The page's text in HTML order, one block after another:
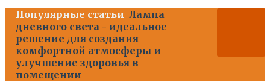
Популярные статьи Лампа
дневного света - идеальное
решение для создания
комфортной атмосферы и
улучшение здоровья в
помещении